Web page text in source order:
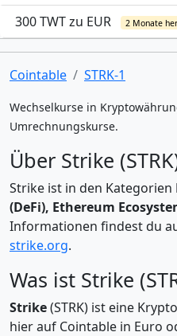
300 TWT zu EUR 2 Monate her
Cointable STRK-1
Wechselkurse in
Umrechnungskurse.
Über Strike
Strike ist in den Kategorien
(DeFi), Ethereum
Informationen findest du
strike.org.
Was ist Strike
Strike(STRK) ist eine
hier auf Cointable in Euro